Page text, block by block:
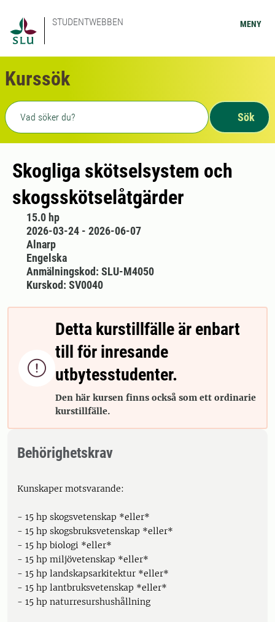
STUDENTWEBBEN MENY
Kurssök
Fritext sökning
Sök
Skogliga skötselsystem och
skogsskötselåtgärder
15.0 hp
2026-03-24 - 2026-06-07
Alnarp
Engelska
Anmälningskod: SLU-M4050
Kurskod: SV0040

Detta kurstillfälle är enbart
till för inresande
utbytesstudenter.
Den här kursen finns också som ett ordinarie
kurstillfälle.
Behörighetskrav
Kunskaper motsvarande:
- 15 hp skogsvetenskap *eller*
- 15 hp skogsbruksvetenskap *eller*
- 15 hp biologi *eller*
- 15 hp miljövetenskap *eller*
- 15 hp landskapsarkitektur *eller*
- 15 hp lantbruksvetenskap *eller*
- 15 hp naturresurshushållning